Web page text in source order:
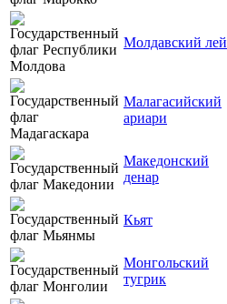
Молдавский лей
Малагасийский
ариари
Македонский
денар
Кьят
Монгольский
тугрик